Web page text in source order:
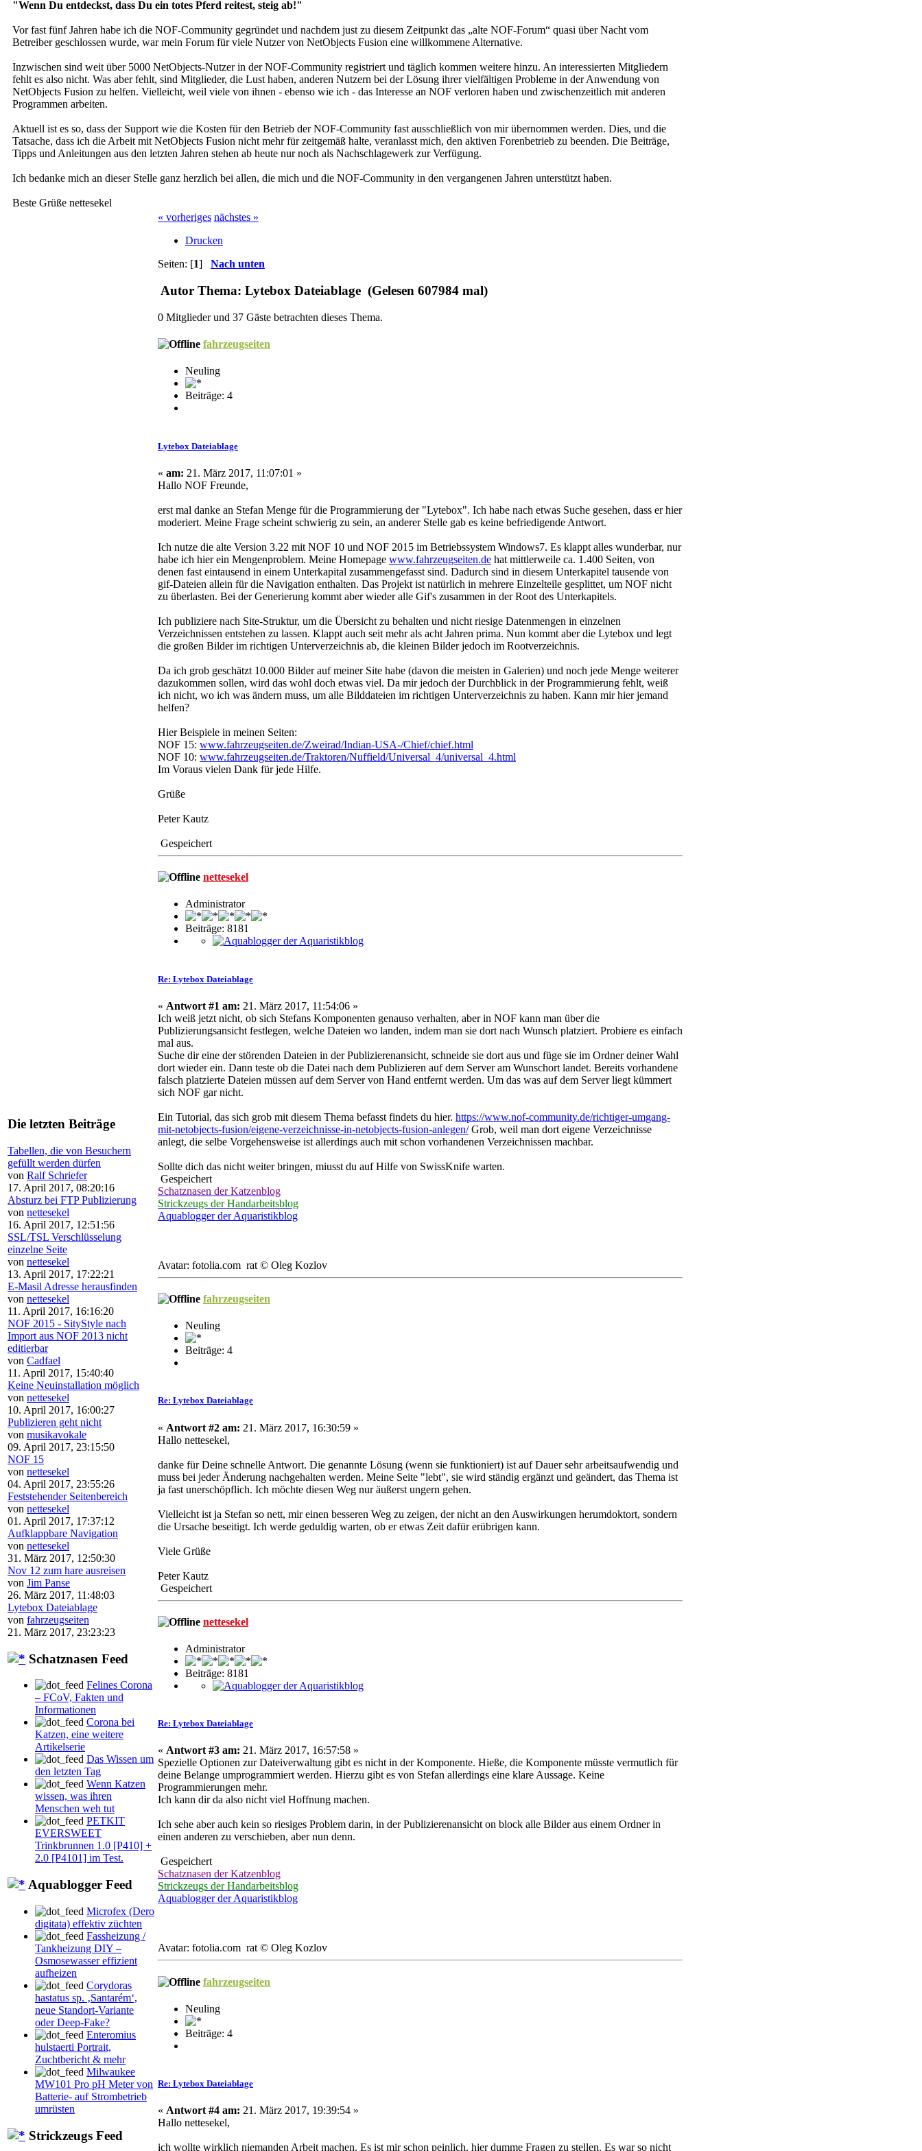
"Wenn Du entdeckst, dass Du ein totes Pferd reitest, steig ab!"
Vor fast fünf Jahren habe ich die NOF-Community gegründet und nachdem just zu diesem Zeitpunkt das „alte NOF-Forum“ quasi über Nacht vom
Betreiber geschlossen wurde, war mein Forum für viele Nutzer von NetObjects Fusion eine willkommene Alternative.
Inzwischen sind weit über 5000 NetObjects-Nutzer in der NOF-Community registriert und täglich kommen weitere hinzu. An interessierten Mitgliedern
fehlt es also nicht. Was aber fehlt, sind Mitglieder, die Lust haben, anderen Nutzern bei der Lösung ihrer vielfältigen Probleme in der Anwendung von
NetObjects Fusion zu helfen. Vielleicht, weil viele von ihnen - ebenso wie ich - das Interesse an NOF verloren haben und zwischenzeitlich mit anderen
Programmen arbeiten.
Aktuell ist es so, dass der Support wie die Kosten für den Betrieb der NOF-Community fast ausschließlich von mir übernommen werden. Dies, und die
Tatsache, dass ich die Arbeit mit NetObjects Fusion nicht mehr für zeitgemäß halte, veranlasst mich, den aktiven Forenbetrieb zu beenden. Die Beiträge,
Tipps und Anleitungen aus den letzten Jahren stehen ab heute nur noch als Nachschlagewerk zur Verfügung.
Ich bedanke mich an dieser Stelle ganz herzlich bei allen, die mich und die NOF-Community in den vergangenen Jahren unterstützt haben.
Beste Grüße nettesekel
Die letzten Beiträge
Tabellen, die von Besuchern
gefüllt werden dürfen
von Ralf Schriefer
17. April 2017, 08:20:16
Absturz bei FTP Publizierung
von nettesekel
16. April 2017, 12:51:56
SSL/TSL Verschlüsselung
einzelne Seite
von nettesekel
13. April 2017, 17:22:21
E-Masil Adresse herausfinden
von nettesekel
11. April 2017, 16:16:20
NOF 2015 - SityStyle nach
Import aus NOF 2013 nicht
editierbar
von Cadfael
11. April 2017, 15:40:40
Keine Neuinstallation möglich
von nettesekel
10. April 2017, 16:00:27
Publizieren geht nicht
von musikavokale
09. April 2017, 23:15:50
NOF 15
von nettesekel
04. April 2017, 23:55:26
Feststehender Seitenbereich
von nettesekel
01. April 2017, 17:37:12
Aufklappbare Navigation
von nettesekel
31. März 2017, 12:50:30
Nov 12 zum hare ausreisen
von Jim Panse
26. März 2017, 11:48:03
Lytebox Dateiablage
von fahrzeugseiten
21. März 2017, 23:23:23
Schatznasen Feed
Felines Corona
– FCoV, Fakten und
Informationen
Corona bei
Katzen, eine weitere
Artikelserie
Das Wissen um
den letzten Tag
Wenn Katzen
wissen, was ihren
Menschen weh tut
PETKIT
EVERSWEET
Trinkbrunnen 1.0 [P410] +
2.0 [P4101] im Test.
Aquablogger Feed
Microfex (Dero
digitata) effektiv züchten
Fassheizung /
Tankheizung DIY –
Osmosewasser effizient
aufheizen
Corydoras
hastatus sp. ‚Santarém‘,
neue Standort-Variante
oder Deep-Fake?
Enteromius
hulstaerti Portrait,
Zuchtbericht & mehr
Milwaukee
MW101 Pro pH Meter von
Batterie- auf Strombetrieb
umrüsten
Strickzeugs Feed
« vorheriges nächstes »
Drucken
Seiten: [1] Nach unten
Autor Thema: Lytebox Dateiablage (Gelesen 607984 mal)
0 Mitglieder und 37 Gäste betrachten dieses Thema.
fahrzeugseiten
Neuling
Beiträge: 4
Lytebox Dateiablage
« am: 21. März 2017, 11:07:01 »
Hallo NOF Freunde,
erst mal danke an Stefan Menge für die Programmierung der "Lytebox". Ich habe nach etwas Suche gesehen, dass er hier
moderiert. Meine Frage scheint schwierig zu sein, an anderer Stelle gab es keine befriedigende Antwort.
Ich nutze die alte Version 3.22 mit NOF 10 und NOF 2015 im Betriebssystem Windows7. Es klappt alles wunderbar, nur
habe ich hier ein Mengenproblem. Meine Homepage www.fahrzeugseiten.de hat mittlerweile ca. 1.400 Seiten, von
denen fast eintausend in einem Unterkapital zusammengefasst sind. Dadurch sind in diesem Unterkapitel tausende von
gif-Dateien allein für die Navigation enthalten. Das Projekt ist natürlich in mehrere Einzelteile gesplittet, um NOF nicht
zu überlasten. Bei der Generierung kommt aber wieder alle Gif's zusammen in der Root des Unterkapitels.
Ich publiziere nach Site-Struktur, um die Übersicht zu behalten und nicht riesige Datenmengen in einzelnen
Verzeichnissen entstehen zu lassen. Klappt auch seit mehr als acht Jahren prima. Nun kommt aber die Lytebox und legt
die großen Bilder im richtigen Unterverzeichnis ab, die kleinen Bilder jedoch im Rootverzeichnis.
Da ich grob geschätzt 10.000 Bilder auf meiner Site habe (davon die meisten in Galerien) und noch jede Menge weiterer
dazukommen sollen, wird das wohl doch etwas viel. Da mir jedoch der Durchblick in der Programmierung fehlt, weiß
ich nicht, wo ich was ändern muss, um alle Bilddateien im richtigen Unterverzeichnis zu haben. Kann mir hier jemand
helfen?
Hier Beispiele in meinen Seiten:
NOF 15: www.fahrzeugseiten.de/Zweirad/Indian-USA-/Chief/chief.html
NOF 10: www.fahrzeugseiten.de/Traktoren/Nuffield/Universal_4/universal_4.html
Im Voraus vielen Dank für jede Hilfe.
Grüße
Peter Kautz
Gespeichert
nettesekel
Administrator
Beiträge: 8181
Re: Lytebox Dateiablage
« Antwort #1 am: 21. März 2017, 11:54:06 »
Ich weiß jetzt nicht, ob sich Stefans Komponenten genauso verhalten, aber in NOF kann man über die
Publizierungsansicht festlegen, welche Dateien wo landen, indem man sie dort nach Wunsch platziert. Probiere es einfach
mal aus.
Suche dir eine der störenden Dateien in der Publizierenansicht, schneide sie dort aus und füge sie im Ordner deiner Wahl
dort wieder ein. Dann teste ob die Datei nach dem Publizieren auf dem Server am Wunschort landet. Bereits vorhandene
falsch platzierte Dateien müssen auf dem Server von Hand entfernt werden. Um das was auf dem Server liegt kümmert
sich NOF gar nicht.
Ein Tutorial, das sich grob mit diesem Thema befasst findets du hier. https://www.nof-community.de/richtiger-umgang-
mit-netobjects-fusion/eigene-verzeichnisse-in-netobjects-fusion-anlegen/Grob, weil man dort eigene Verzeichnisse
anlegt, die selbe Vorgehensweise ist allerdings auch mit schon vorhandenen Verzeichnissen machbar.
Sollte dich das nicht weiter bringen, miusst du auf Hilfe von SwissKnife warten.
Gespeichert
Schatznasen der Katzenblog
Strickzeugs der Handarbeitsblog
Aquablogger der Aquaristikblog
Avatar: fotolia.com rat © Oleg Kozlov
fahrzeugseiten
Neuling
Beiträge: 4
Re: Lytebox Dateiablage
« Antwort #2 am: 21. März 2017, 16:30:59 »
Hallo nettesekel,
danke für Deine schnelle Antwort. Die genannte Lösung (wenn sie funktioniert) ist auf Dauer sehr arbeitsaufwendig und
muss bei jeder Änderung nachgehalten werden. Meine Seite "lebt", sie wird ständig ergänzt und geändert, das Thema ist
ja fast unerschöpflich. Ich möchte diesen Weg nur äußerst ungern gehen.
Vielleicht ist ja Stefan so nett, mir einen besseren Weg zu zeigen, der nicht an den Auswirkungen herumdoktort, sondern
die Ursache beseitigt. Ich werde geduldig warten, ob er etwas Zeit dafür erübrigen kann.
Viele Grüße
Peter Kautz
Gespeichert
nettesekel
Administrator
Beiträge: 8181
Re: Lytebox Dateiablage
« Antwort #3 am: 21. März 2017, 16:57:58 »
Spezielle Optionen zur Dateiverwaltung gibt es nicht in der Komponente. Hieße, die Komponente müsste vermutlich für
deine Belange umprogrammiert werden. Hierzu gibt es von Stefan allerdings eine klare Aussage. Keine
Programmierungen mehr.
Ich kann dir da also nicht viel Hoffnung machen.
Ich sehe aber auch kein so riesiges Problem darin, in der Publizierenansicht on block alle Bilder aus einem Ordner in
einen anderen zu verschieben, aber nun denn.
Gespeichert
Schatznasen der Katzenblog
Strickzeugs der Handarbeitsblog
Aquablogger der Aquaristikblog
Avatar: fotolia.com rat © Oleg Kozlov
fahrzeugseiten
Neuling
Beiträge: 4
Re: Lytebox Dateiablage
« Antwort #4 am: 21. März 2017, 19:39:54 »
Hallo nettesekel,
ich wollte wirklich niemanden Arbeit machen. Es ist mir schon peinlich, hier dumme Fragen zu stellen. Es war so nicht